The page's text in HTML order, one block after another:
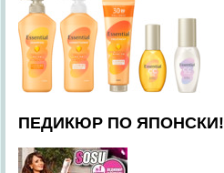
ПЕДИКЮР ПО ЯПОНСКИ!